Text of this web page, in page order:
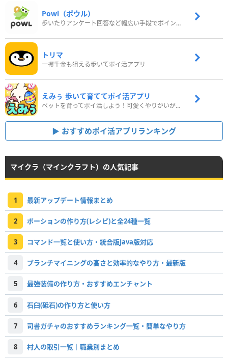
Powl（ポウル）
歩いたりアンケート回答など幅広い手段でポイントをゲット
トリマ
一攫千金も狙える歩いてポイ活アプリ
えみぅ 歩いて育ててポイ活アプリ
ペットを育ってポイ活しよう！可愛くやりがいがある新感覚アプリ
おすすめポイ活アプリランキング
マイクラ（マインクラフト）の人気記事
1 最新アップデート情報まとめ
2 ポーションの作り方(レシピ)と全24種一覧
3 コマンド一覧と使い方・統合版Java版対応
4 ブランチマイニングの高さと効率的なやり方・最新版
5 最強装備の作り方・おすすめエンチャント
6 石臼(砥石)の作り方と使い方
7 司書ガチャのおすすめランキング一覧・簡単なやり方
8 村人の取引一覧｜職業別まとめ